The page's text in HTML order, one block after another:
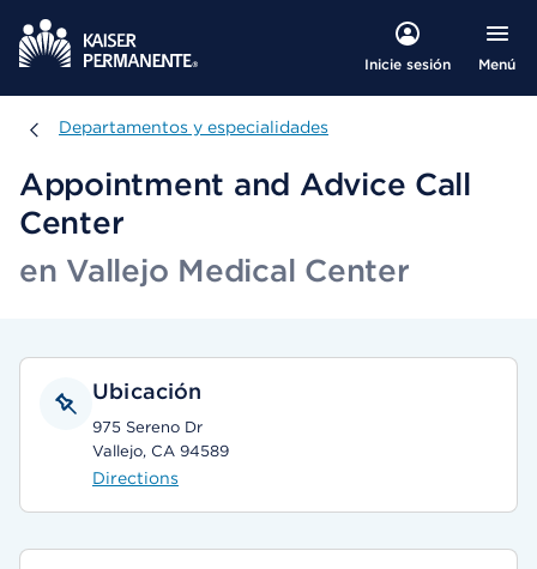
Inicie sesión Menú
Departamentos y especialidades
Departamentos y especialidades
Appointment and Advice Call
Center
en Vallejo Medical Center
Ubicación
975 Sereno Dr
Vallejo, CA 94589
Directions